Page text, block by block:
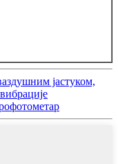
јастуком,